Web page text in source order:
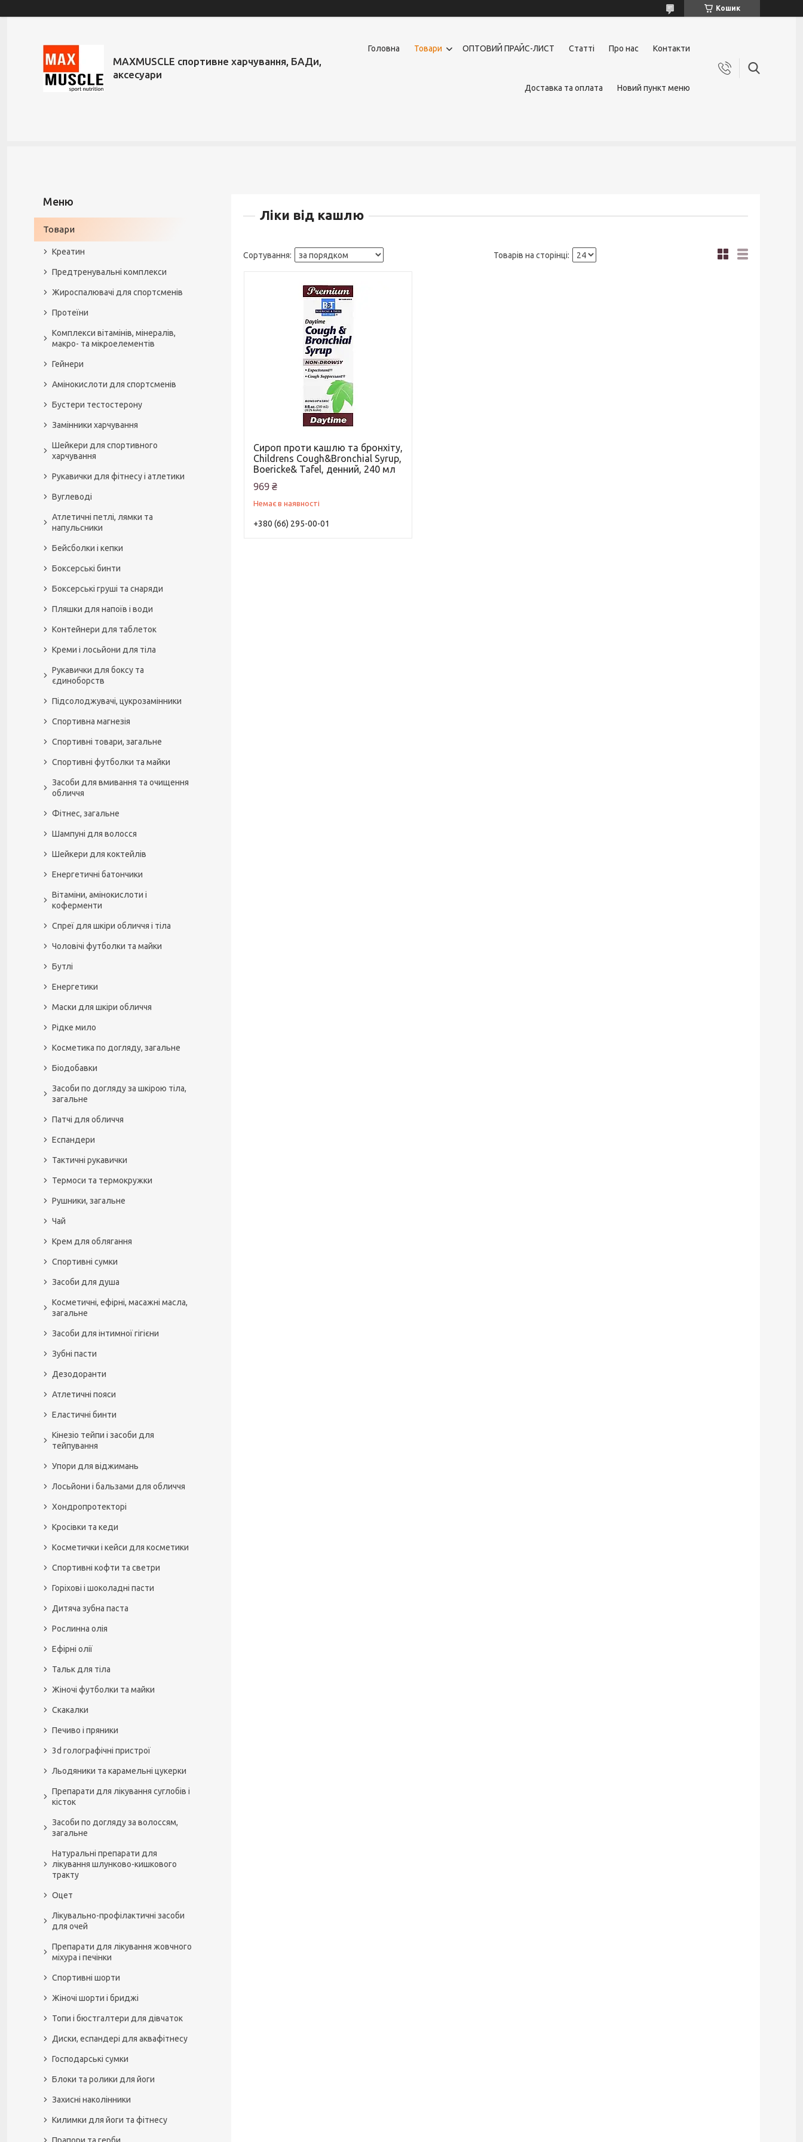
Кошик
MAXMUSCLE спортивне харчування, БАДи,
аксесуари
Головна Товари OПТОВИЙ ПРАЙС-ЛИСТ Статті Про нас Контакти
Доставка та оплата Новий пункт меню
Ліки від кашлю
Сироп проти кашлю та бронхіту,
Childrens Cough&Bronchial Syrup,
Boericke& Tafel, денний, 240 мл
969 ₴
Немає в наявності
+380 (66) 295-00-01
Товари
Креатин
Предтренувальні комплекси
Жироспалювачі для спортсменів
Протеїни
Комплекси вітамінів, мінералів,
макро- та мікроелементів
Гейнери
Амінокислоти для спортсменів
Бустери тестостерону
Замінники харчування
Шейкери для спортивного
харчування
Рукавички для фітнесу і атлетики
Вуглеводі
Атлетичні петлі, лямки та
напульсники
Бейсболки і кепки
Боксерські бинти
Боксерські груші та снаряди
Пляшки для напоїв і води
Контейнери для таблеток
Креми і лосьйони для тіла
Рукавички для боксу та
єдиноборств
Підсолоджувачі, цукрозамінники
Спортивна магнезія
Спортивні товари, загальне
Спортивні футболки та майки
Засоби для вмивання та очищення
обличчя
Фітнес, загальне
Шампуні для волосся
Шейкери для коктейлів
Енергетичні батончики
Вітаміни, амінокислоти і
коферменти
Спреї для шкіри обличчя і тіла
Чоловічі футболки та майки
Бутлі
Енергетики
Маски для шкіри обличчя
Рідке мило
Косметика по догляду, загальне
Біодобавки
Засоби по догляду за шкірою тіла,
загальне
Патчі для обличчя
Еспандери
Тактичні рукавички
Термоси та термокружки
Рушники, загальне
Чай
Крем для облягання
Спортивні сумки
Засоби для душа
Косметичні, ефірні, масажні масла,
загальне
Засоби для інтимної гігієни
Зубні пасти
Дезодоранти
Атлетичні пояси
Еластичні бинти
Кінезіо тейпи і засоби для
тейпування
Упори для віджимань
Лосьйони і бальзами для обличчя
Хондропротекторі
Кросівки та кеди
Косметички і кейси для косметики
Спортивні кофти та светри
Горіхові і шоколадні пасти
Дитяча зубна паста
Рослинна олія
Ефірні олії
Тальк для тіла
Жіночі футболки та майки
Скакалки
Печиво і пряники
3d голографічні пристрої
Льодяники та карамельні цукерки
Препарати для лікування суглобів і
кісток
Засоби по догляду за волоссям,
загальне
Натуральні препарати для
лікування шлунково-кишкового
тракту
Оцет
Лікувально-профілактичні засоби
для очей
Препарати для лікування жовчного
міхура і печінки
Спортивні шорти
Жіночі шорти і бриджі
Топи і бюстгалтери для дівчаток
Диски, еспандері для аквафітнесу
Господарські сумки
Блоки та ролики для йоги
Захисні наколінники
Килимки для йоги та фітнесу